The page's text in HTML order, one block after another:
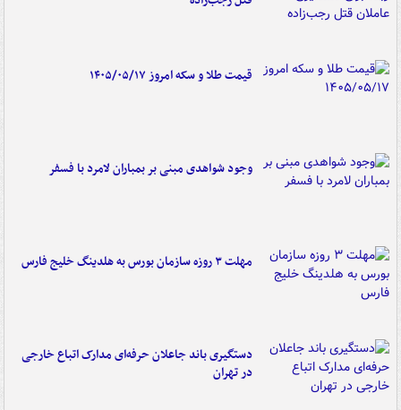
قیمت طلا و سکه امروز ۱۴۰۵/۰۵/۱۷
وجود شواهدی مبنی بر بمباران لامرد با فسفر
مهلت ۳ روزه سازمان بورس به هلدینگ خلیج فارس
دستگیری باند جاعلان حرفه‌ای مدارک اتباع خارجی
در تهران